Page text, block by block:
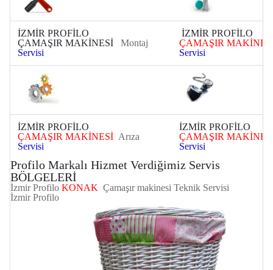
İZMİR PROFİLO
ÇAMAŞIR MAKİNESİ
Montaj
Servisi
İZMİR PROFİLO
ÇAMAŞIR
Servisi
İZMİR PROFİLO
ÇAMAŞIR MAKİNESİ Arıza
Servisi
İZMİR PROFİLO
ÇAMAŞIR
Servisi
Profilo Markalı Hizmet Verdiğimiz Servis
BÖLGELERİ
İzmir Profilo KONAK Çamaşır makinesi Teknik Servisi
İzmirProfilo